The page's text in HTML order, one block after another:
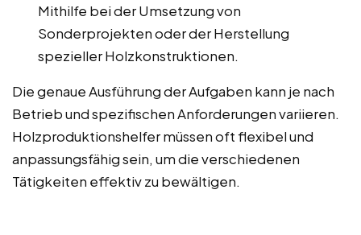
Mithilfe bei der Umsetzung von
Sonderprojekten oder der Herstellung
spezieller Holzkonstruktionen.
Die genaue Ausführung der Aufgaben kann je nach
Betrieb und spezifischen Anforderungen variieren.
Holzproduktionshelfer müssen oft flexibel und
anpassungsfähig sein, um die verschiedenen
Tätigkeiten effektiv zu bewältigen.